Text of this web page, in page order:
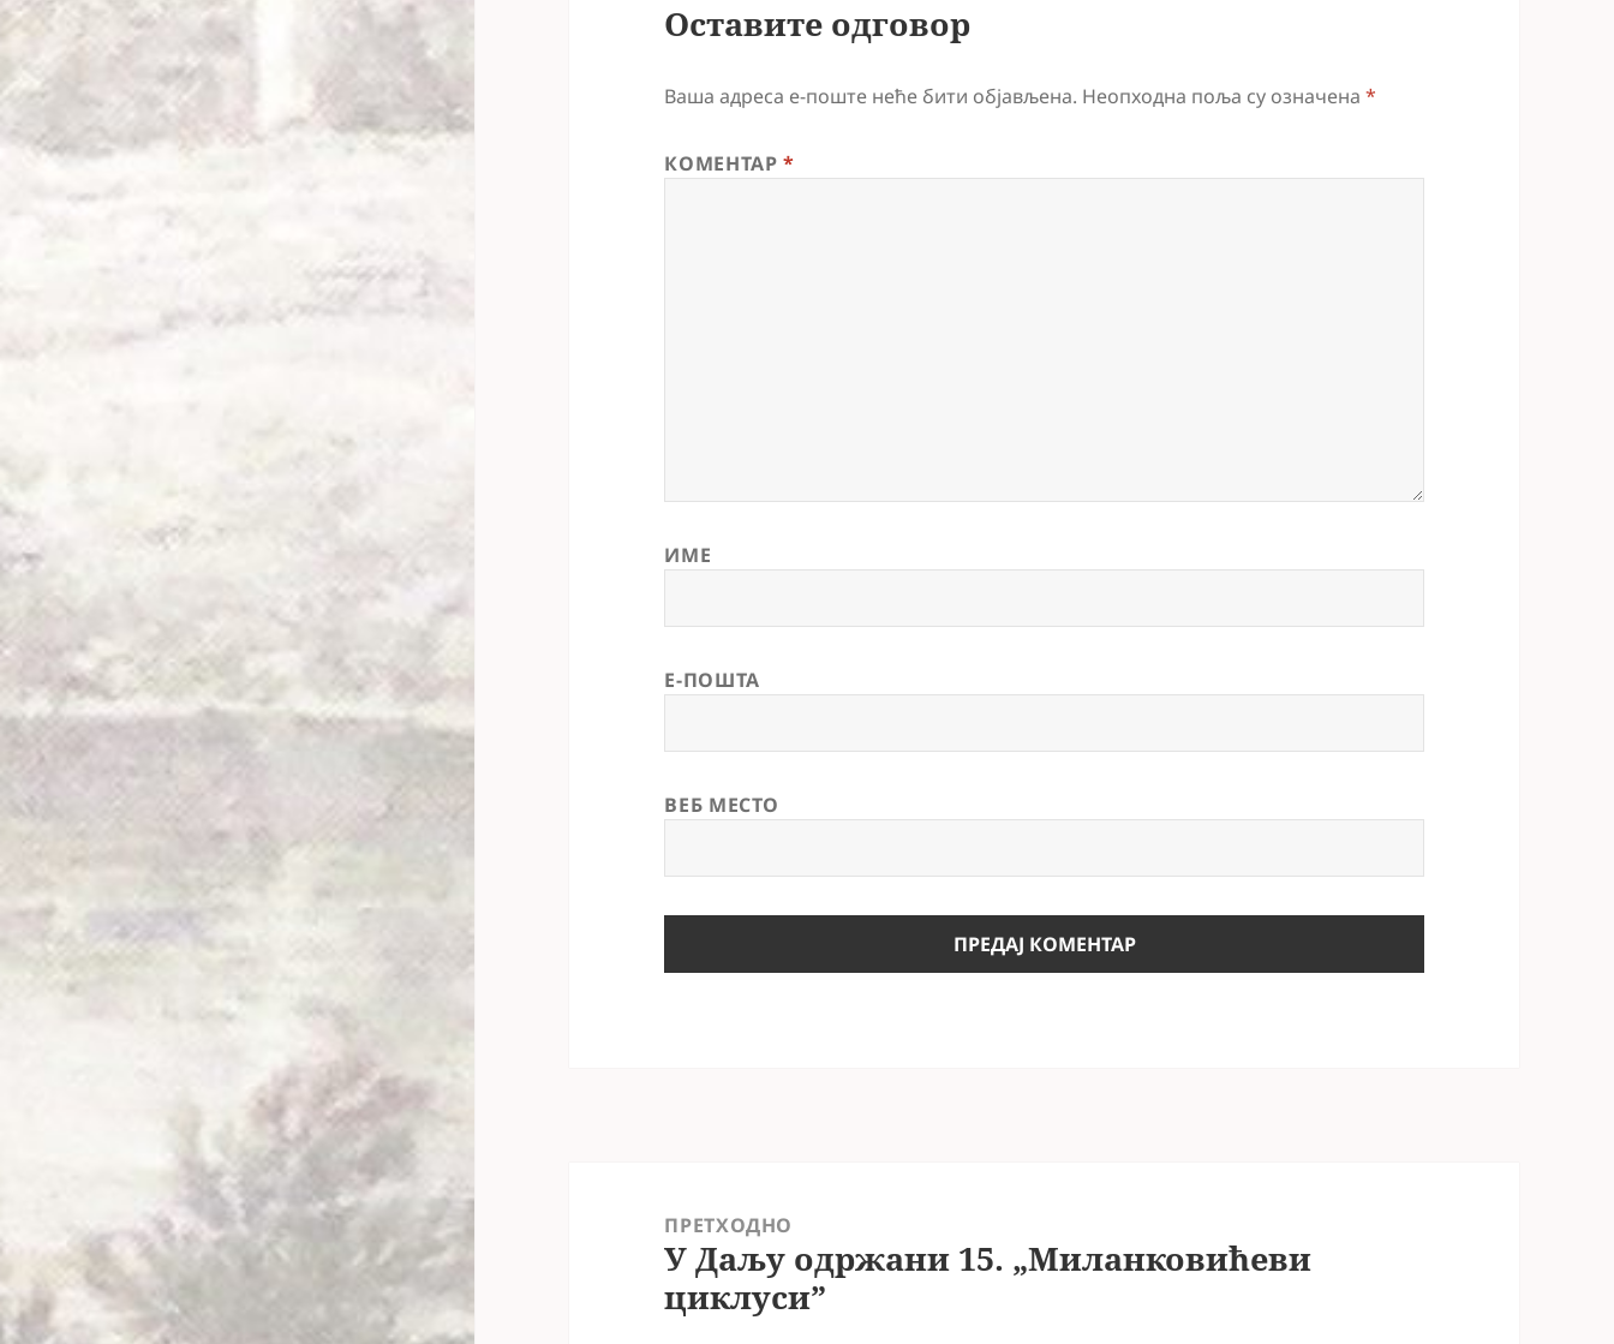
Оставите одговор
Ваша адреса е-поште неће бити објављена. Неопходна поља су означена*
КОМЕНТАР*
ИМЕ
Е-ПОШТА
ВЕБ МЕСТО
ПРЕТХОДНО
Претходни
чланак:
У Даљу одржани 15. „Миланковићеви
циклуси”